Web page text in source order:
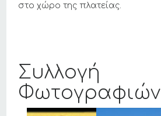
στο χώρο της πλατείας.
Συλλογή
Φωτογραφιών